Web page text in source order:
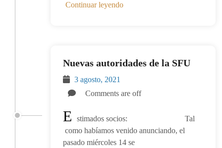
Continuar leyendo
Nuevas autoridades de la SFU
3 agosto, 2021
Comments are off
E
stimados socios: Tal
como habíamos venido anunciando, el
pasado miércoles 14 se